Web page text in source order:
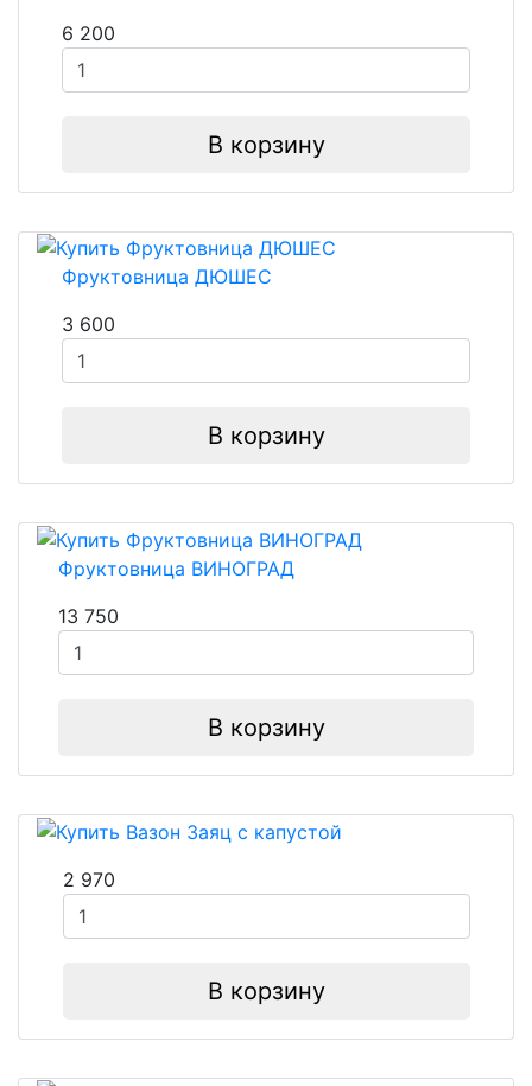
6 200
В корзину
Фруктовница ДЮШЕС
3 600
В корзину
Фруктовница ВИНОГРАД
13 750
В корзину
2 970
В корзину